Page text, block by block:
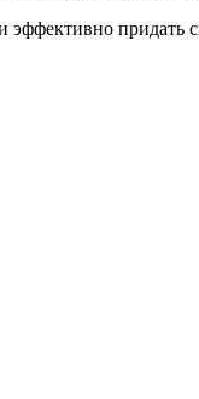
эффективно